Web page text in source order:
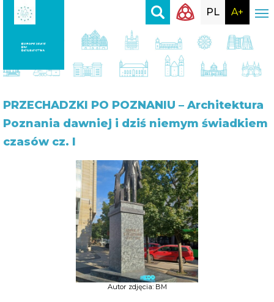
PL A+
PRZECHADZKI PO POZNANIU – Architektura
Poznania dawniej i dziś niemym świadkiem
czasów cz. I
Autor zdjęcia: BM